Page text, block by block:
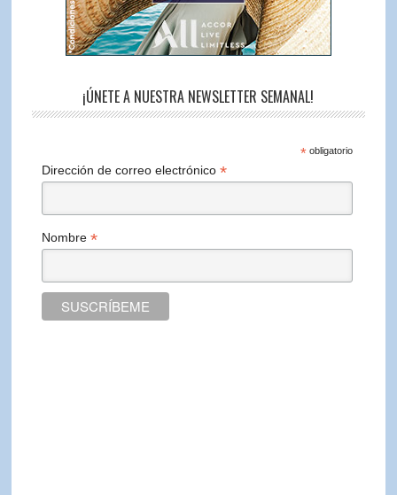
¡ÚNETE A NUESTRA NEWSLETTER SEMANAL!
*obligatorio
Dirección de correo electrónico*
Nombre*